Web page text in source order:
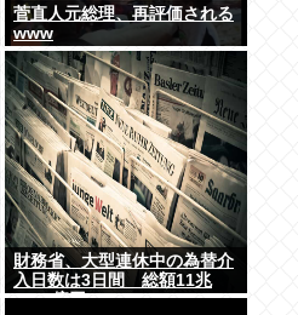
菅直人元総理、再評価される
www
財務省、大型連休中の為替介
入日数は3日間 総額11兆
7349億円